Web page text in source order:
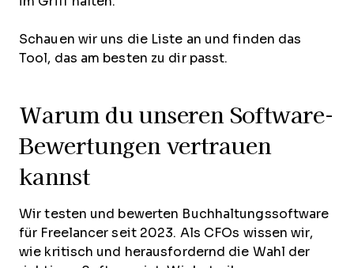
Schauen wir uns die Liste an und finden das
Tool, das am besten zu dir passt.
Warum du unseren Software-
Bewertungen vertrauen
kannst
Wir testen und bewerten Buchhaltungssoftware
für Freelancer seit 2023. Als CFOs wissen wir,
wie kritisch und herausfordernd die Wahl der